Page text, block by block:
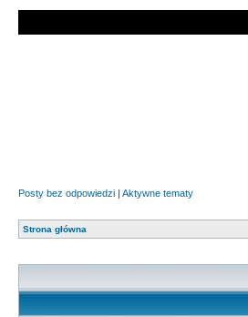
Posty bez odpowiedzi | Aktywne tematy
Strona główna